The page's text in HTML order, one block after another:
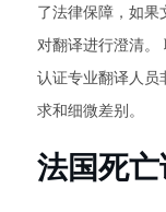
了法律保障，如果
对翻译进行澄清。
认证专业翻译人员
求和细微差别。
法国死